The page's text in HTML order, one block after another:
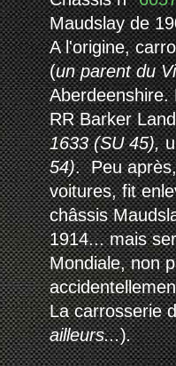
Maudslay de
A l'origine,
(un parent du
Aberdeenshire.
RR Barker
1633 (SU 45),
54). Peu
voitures, fit
châssis
1914... mais
Mondiale, non
La carrosserie
ailleurs...).